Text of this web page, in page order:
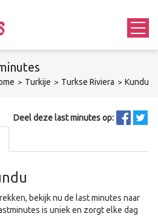
Turkije Turkse Riviera Kundu
Deel deze last minutes op:
bekijk nu de last minutes naar
is uniek en zorgt elke dag